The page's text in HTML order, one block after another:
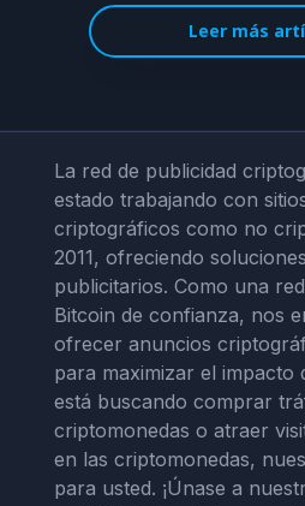
Leer más
La red de publicidad
estado trabajando con
criptográficos como no
2011, ofreciendo
publicitarios. Como una
Bitcoin de confianza, nos
ofrecer anuncios
para maximizar el impacto
está buscando comprar
criptomonedas o atraer
en las criptomonedas,
para usted. ¡Únase a